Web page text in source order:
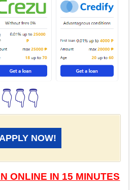
👇👇👇
APPLY NOW!
ONLINE IN 15 MINUTES